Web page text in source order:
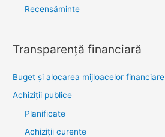
Recensăminte
Transparenţă financiară
Buget și alocarea mijloacelor financiare
Achiziţii publice
Planificate
Achiziții curente